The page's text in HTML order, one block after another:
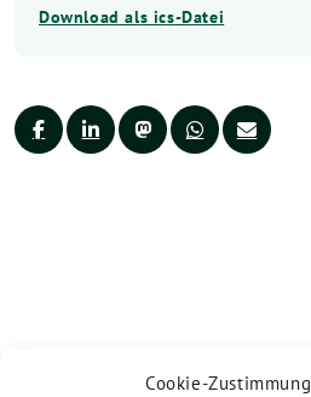
Cookie-Zustimmung
Download als ics-Datei